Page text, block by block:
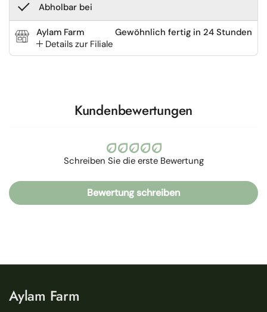
Abholbar bei
Aylam Farm
Details zur Filiale
Gewöhnlich fertig in 24 Stunden
Kundenbewertungen
Schreiben Sie die erste Bewertung
Bewertung schreiben
Aylam Farm